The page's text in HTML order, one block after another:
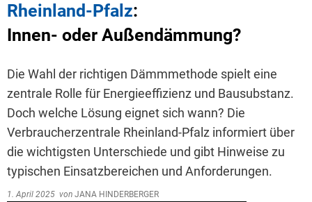
Rheinland-Pfalz:
Innen- oder Außendämmung?
Die Wahl der richtigen Dämmmethode spielt eine
zentrale Rolle für Energieeffizienz und Bausubstanz.
Doch welche Lösung eignet sich wann? Die
Verbraucherzentrale Rheinland-Pfalz informiert über
die wichtigsten Unterschiede und gibt Hinweise zu
typischen Einsatzbereichen und Anforderungen.
1. April 2025 von JANA HINDERBERGER